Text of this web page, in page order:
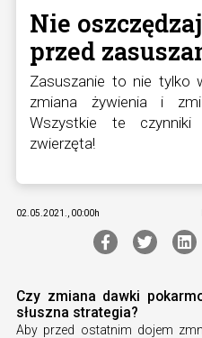
Nie
przed
Zasuszanie to nie tylko
zmiana żywienia i
Wszystkie te czynniki
zwierzęta!
02.05.2021., 00:00h
Czy zmiana dawki
słuszna strategia?
Aby przed ostatnim dojem